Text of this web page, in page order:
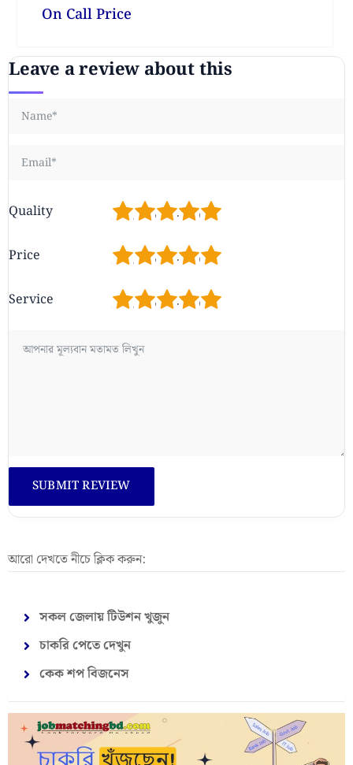
On Call Price
Leave a review about this
Quality 5
4
3
2
Price 5
4
3
2
Service 5
4
3
2
আরো দেখতে নীচে ক্লিক করুন:
সকল জেলায় টিউশন খুজুন
চাকরি পেতে দেখুন
কেক শপ বিজনেস